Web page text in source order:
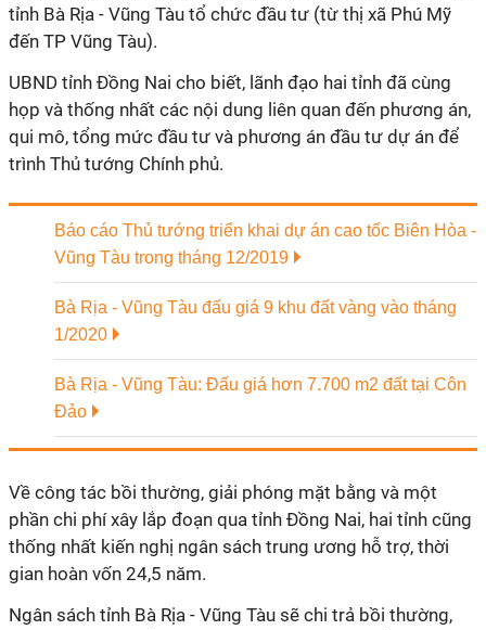
tỉnh Bà Rịa - Vũng Tàu tổ chức đầu tư (từ thị xã Phú Mỹ
đến TP Vũng Tàu).
UBND tỉnh Đồng Nai cho biết, lãnh đạo hai tỉnh đã cùng
họp và thống nhất các nội dung liên quan đến phương án,
qui mô, tổng mức đầu tư và phương án đầu tư dự án để
trình Thủ tướng Chính phủ.
Báo cáo Thủ tướng triển khai dự án cao tốc Biên Hòa -
Vũng Tàu trong tháng 12/2019
Bà Rịa - Vũng Tàu đấu giá 9 khu đất vàng vào tháng
1/2020
Bà Rịa - Vũng Tàu: Đấu giá hơn 7.700 m2 đất tại Côn
Đảo
Về công tác bồi thường, giải phóng mặt bằng và một
phần chi phí xây lắp đoạn qua tỉnh Đồng Nai, hai tỉnh cũng
thống nhất kiến nghị ngân sách trung ương hỗ trợ, thời
gian hoàn vốn 24,5 năm.
Ngân sách tỉnh Bà Rịa - Vũng Tàu sẽ chi trả bồi thường,